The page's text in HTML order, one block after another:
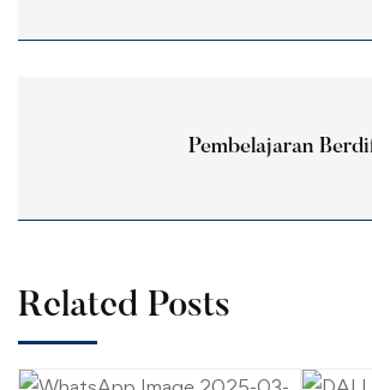
Pembelajaran
Related Posts